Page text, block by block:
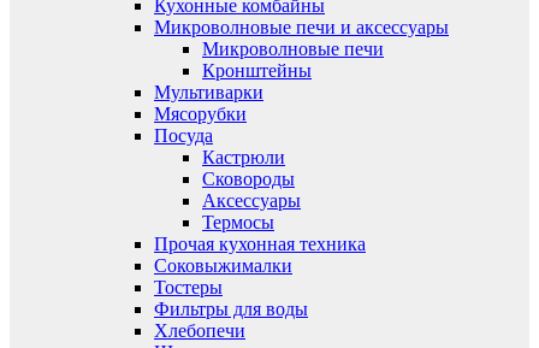
Кухонные комбайны
Микроволновые печи и аксессуары
Микроволновые печи
Кронштейны
Мультиварки
Мясорубки
Посуда
Кастрюли
Сковороды
Аксессуары
Термосы
Прочая кухонная техника
Соковыжималки
Тостеры
Фильтры для воды
Хлебопечи